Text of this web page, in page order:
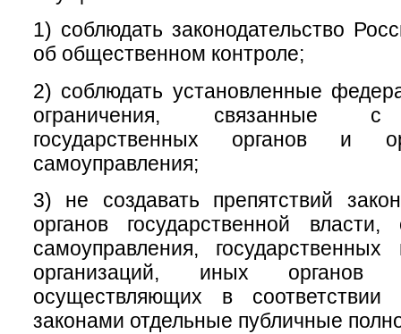
1) соблюдать законодательство
об общественном контроле;
2) соблюдать установленные
ограничения, связанные с
государственных органов и
самоуправления;
3) не создавать препятствий
органов государственной власти,
самоуправления,
организаций, иных органов
осуществляющих в
законами отдельные публичные